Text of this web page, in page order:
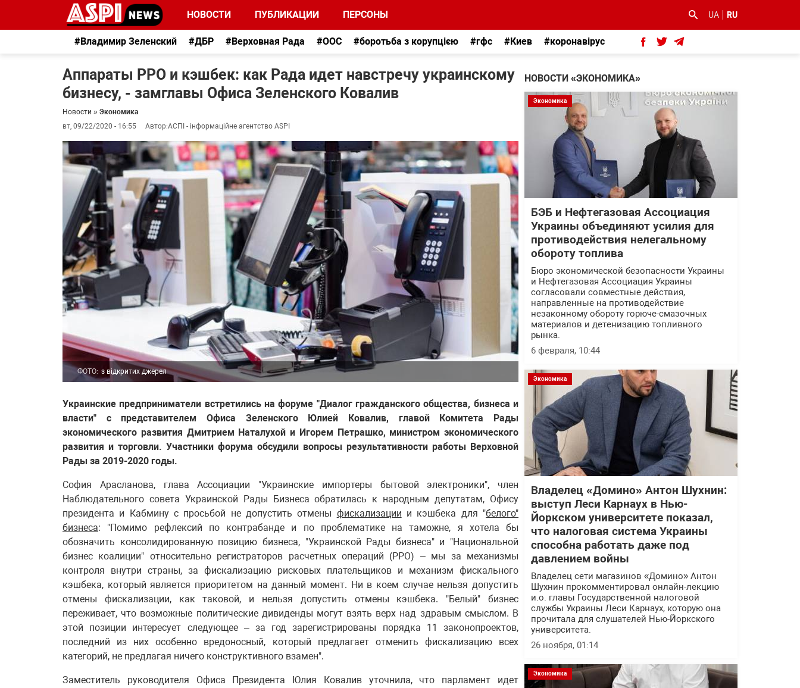
НОВОСТИ ПУБЛИКАЦИИ ПЕРСОНЫ UA RU
#Владимир Зеленский #ДБР #Верховная Рада #ООС #боротьба з корупцією #гфс #Киев #коронавірус
Аппараты РРО и кэшбек: как Рада идет навстречу украинскому
бизнесу, - замглавы Офиса Зеленского Ковалив
Новости » Экономика
вт, 09/22/2020 - 16:55
Автор:АСПІ - інформаційне агентство ASPI
ФОТО: з відкритих джерел
Украинские предприниматели встретились на форуме "Диалог гражданского общества, бизнеса и
власти" с представителем Офиса Зеленского Юлией Ковалив, главой Комитета Рады
экономического развития Дмитрием Наталухой и Игорем Петрашко, министром экономического
развития и торговли. Участники форума обсудили вопросы результативности работы Верховной
Рады за 2019-2020 годы.
София Арасланова, глава Ассоциации "Украинские импортеры бытовой электроники", член
Наблюдательного совета Украинской Рады Бизнеса обратилась к народным депутатам, Офису
президента и Кабмину с просьбой не допустить отмены фискализации и кэшбека для "белого"
бизнеса: "Помимо рефлексий по контрабанде и по проблематике на таможне, я хотела бы
обозначить консолидированную позицию бизнеса, "Украинской Рады бизнеса" и "Национальной
бизнес коалиции" относительно регистраторов расчетных операций (РРО) – мы за механизмы
контроля внутри страны, за фискализацию рисковых плательщиков и механизм фискального
кэшбека, который является приоритетом на данный момент. Ни в коем случае нельзя допустить
отмены фискализации, как таковой, и нельзя допустить отмены кэшбека. "Белый" бизнес
переживает, что возможные политические дивиденды могут взять верх над здравым смыслом. В
этой позиции интересует следующее – за год зарегистрированы порядка 11 законопроектов,
последний из них особенно вредоносный, который предлагает отменить фискализацию всех
категорий, не предлагая ничего конструктивного взамен".
Заместитель руководителя Офиса Президента Юлия Ковалив уточнила, что парламент идет
НОВОСТИ «ЭКОНОМИКА»
Экономика
БЭБ и Нефтегазовая Ассоциация
Украины объединяют усилия для
противодействия нелегальному
обороту топлива
Бюро экономической безопасности Украины
и Нефтегазовая Ассоциация Украины
согласовали совместные действия,
направленные на противодействие
незаконному обороту горюче-смазочных
материалов и детенизацию топливного
рынка.
6 февраля, 10:44
Экономика
Владелец «Домино» Антон Шухнин:
выступ Леси Карнаух в Нью-
Йоркском университете показал,
что налоговая система Украины
способна работать даже под
давлением войны
Владелец сети магазинов «Домино» Антон
Шухнин прокомментировал онлайн-лекцию
и.о. главы Государственной налоговой
службы Украины Леси Карнаух, которую она
прочитала для слушателей Нью-Йоркского
университета.
26 ноября, 01:14
Экономика